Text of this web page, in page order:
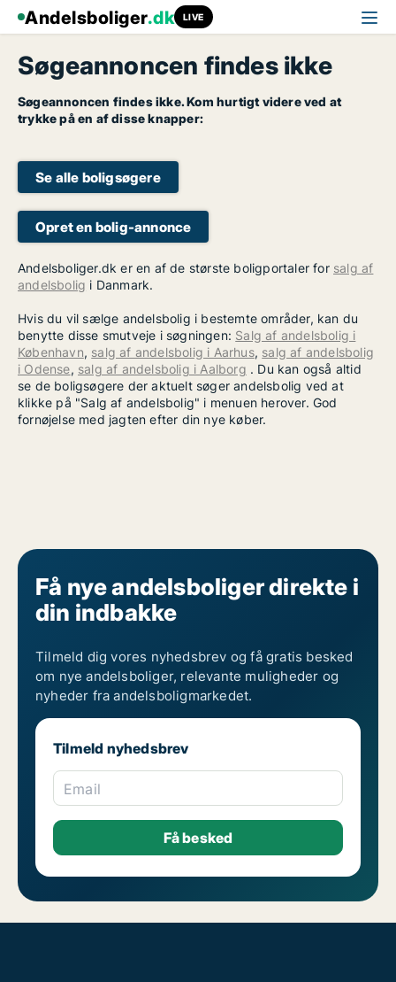
Andelsboliger.dk LIVE
Søgeannoncen findes ikke
Søgeannoncen findes ikke. Kom hurtigt videre ved at
trykke på en af disse knapper:
Se alle boligsøgere
Opret en bolig-annonce
Andelsboliger.dk er en af de største boligportaler for salg af
andelsbolig i Danmark.
Hvis du vil sælge andelsbolig i bestemte områder, kan du
benytte disse smutveje i søgningen: Salg af andelsbolig i
København, salg af andelsbolig i Aarhus, salg af andelsbolig
i Odense, salg af andelsbolig i Aalborg . Du kan også altid
se de boligsøgere der aktuelt søger andelsbolig ved at
klikke på "Salg af andelsbolig" i menuen herover. God
fornøjelse med jagten efter din nye køber.
Få nye andelsboliger direkte i
din indbakke
Tilmeld dig vores nyhedsbrev og få gratis besked
om nye andelsboliger, relevante muligheder og
nyheder fra andelsboligmarkedet.
Tilmeld nyhedsbrev
Email